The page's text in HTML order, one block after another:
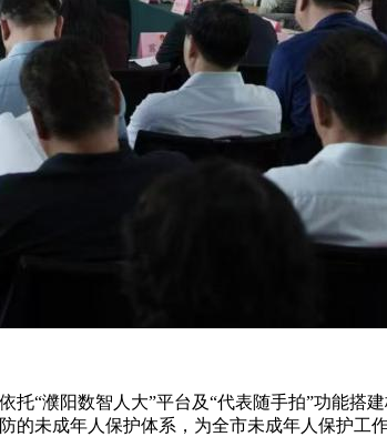
“濮阳数智人大”平台及“代表随手拍”功能搭
未成年人保护体系，为全市未成年人保护工作